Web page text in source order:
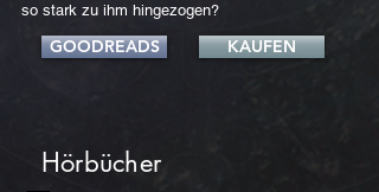
so stark zu ihm hingezogen?
GOODREADS KAUFEN
Hörbücher